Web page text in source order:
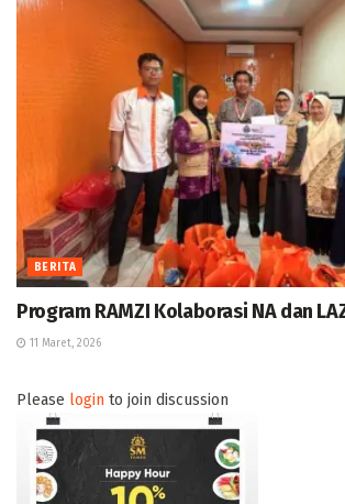
BERITA
Program RAMZI Kolaborasi NA dan
11 Maret, 2026
Please login to join discussion